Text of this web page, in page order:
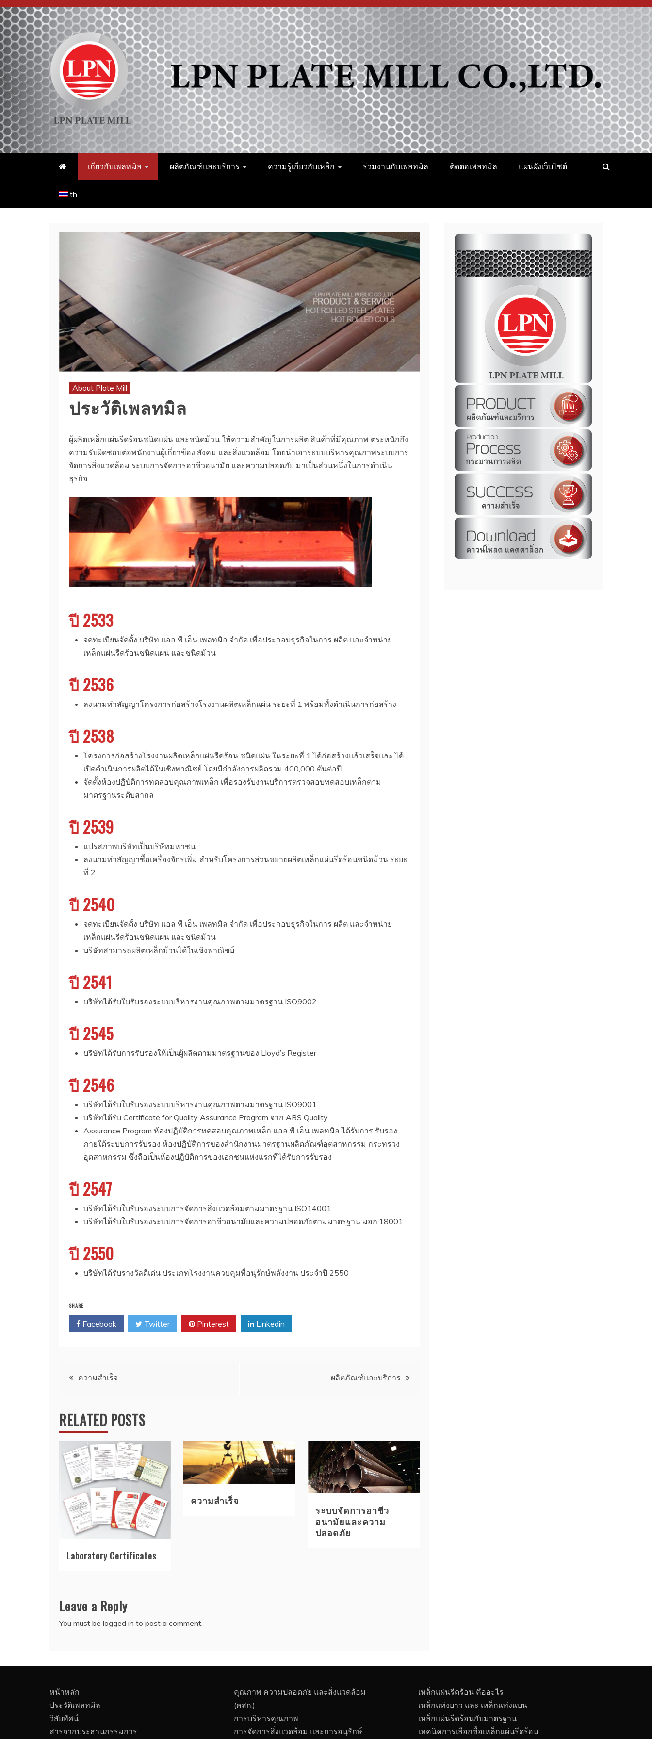
Skip
to
content
บริษัท แอล พี เอ็น เพลทมิล (จำกัด)
เกี่ยวกับเพลทมิล ผลิตภัณฑ์และบริการ ความรู้เกี่ยวกับเหล็ก ร่วมงานกับเพลทมิล ติดต่อเพลทมิล แผนผังเว็บไซต์
th
About Plate Mill
ประวัติเพลทมิล
ผู้ผลิตเหล็กแผ่นรีดร้อนชนิดแผ่น และชนิดม้วน ให้ความสำคัญในการผลิต สินค้าที่มีคุณภาพ ตระหนักถึง
ความรับผิดชอบต่อพนักงานผู้เกี่ยวข้อง สังคม และสิ่งแวดล้อม โดยนำเอาระบบบริหารคุณภาพระบบการ
จัดการสิ่งแวดล้อม ระบบการจัดการอาชีวอนามัย และความปลอดภัย มาเป็นส่วนหนึ่งในการดำเนิน
ธุรกิจ
ปี 2533
จดทะเบียนจัดตั้ง บริษัท แอล พี เอ็น เพลทมิล จำกัด เพื่อประกอบธุรกิจในการ ผลิต และจำหน่าย
เหล็กแผ่นรีดร้อนชนิดแผ่น และชนิดม้วน
ปี 2536
ลงนามทำสัญญาโครงการก่อสร้างโรงงานผลิตเหล็กแผ่น ระยะที่ 1 พร้อมทั้งดำเนินการก่อสร้าง
ปี 2538
โครงการก่อสร้างโรงงานผลิตเหล็กแผ่นรีดร้อน ชนิดแผ่น ในระยะที่ 1 ได้ก่อสร้างแล้วเสร็จและ ได้
เปิดดำเนินการผลิตได้ในเชิงพาณิชย์ โดยมีกำลังการผลิตรวม 400,000 ตันต่อปี
จัดตั้งห้องปฏิบัติการทดสอบคุณภาพเหล็ก เพื่อรองรับงานบริการตรวจสอบทดสอบเหล็กตาม
มาตรฐานระดับสากล
ปี 2539
แปรสภาพบริษัทเป็นบริษัทมหาชน
ลงนามทำสัญญาซื้อเครื่องจักรเพิ่ม สำหรับโครงการส่วนขยายผลิตเหล็กแผ่นรีดร้อนชนิดม้วน ระยะ
ที่ 2
ปี 2540
จดทะเบียนจัดตั้ง บริษัท แอล พี เอ็น เพลทมิล จำกัด เพื่อประกอบธุรกิจในการ ผลิต และจำหน่าย
เหล็กแผ่นรีดร้อนชนิดแผ่น และชนิดม้วน
บริษัทสามารถผลิตเหล็กม้วนได้ในเชิงพาณิชย์
ปี 2541
บริษัทได้รับใบรับรองระบบบริหารงานคุณภาพตามมาตรฐาน ISO9002
ปี 2545
บริษัทได้รับการรับรองให้เป็นผู้ผลิตตามมาตรฐานของ Lloyd’s Register
ปี 2546
บริษัทได้รับใบรับรองระบบบริหารงานคุณภาพตามมาตรฐาน ISO9001
บริษัทได้รับ Certificate for Quality Assurance Program จาก ABS Quality
Assurance Program ห้องปฏิบัติการทดสอบคุณภาพเหล็ก แอล พี เอ็น เพลทมิล ได้รับการ รับรอง
ภายใต้ระบบการรับรอง ห้องปฏิบัติการของสำนักงานมาตรฐานผลิตภัณฑ์อุตสาหกรรม กระทรวง
อุตสาหกรรม ซึ่งถือเป็นห้องปฏิบัติการของเอกชนแห่งแรกที่ได้รับการรับรอง
ปี 2547
บริษัทได้รับใบรับรองระบบการจัดการสิ่งแวดล้อมตามมาตรฐาน ISO14001
บริษัทได้รับใบรับรองระบบการจัดการอาชีวอนามัยและความปลอดภัยตามมาตรฐาน มอก.18001
ปี 2550
บริษัทได้รับรางวัลดีเด่น ประเภทโรงงานควบคุมที่อนุรักษ์พลังงาน ประจำปี 2550
SHARE
Facebook Twitter Pinterest Linkedin
Postความสำเร็จ ผลิตภัณฑ์และบริการ
RELATED POSTS
Laboratory Certificates
ความสำเร็จ
ระบบจัดการอาชีว
อนามัยและความ
ปลอดภัย
Leave a Reply
You must be logged in to post a comment.
หน้าหลัก
ประวัติเพลทมิล
วิสัยทัศน์
สารจากประธานกรรมการ
คุณภาพ ความปลอดภัย และสิ่งแวดล้อม
(คสก.)
การบริหารคุณภาพ
การจัดการสิ่งแวดล้อม และการอนุรักษ์
เหล็กแผ่นรีดร้อน คืออะไร
เหล็กแท่งยาว และ เหล็กแท่งแบน
เหล็กแผ่นรีดร้อนกับมาตรฐาน
เทคนิคการเลือกซื้อเหล็กแผ่นรีดร้อน